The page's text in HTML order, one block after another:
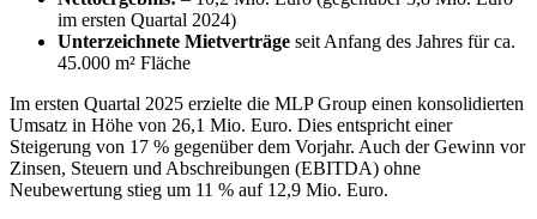
im ersten Quartal 2024)
Unterzeichnete Mietverträge seit Anfang des Jahres für ca.
45.000 m² Fläche
Im ersten Quartal 2025 erzielte die MLP Group einen konsolidierten
Umsatz in Höhe von 26,1 Mio. Euro. Dies entspricht einer
Steigerung von 17 % gegenüber dem Vorjahr. Auch der Gewinn vor
Zinsen, Steuern und Abschreibungen (EBITDA) ohne
Neubewertung stieg um 11 % auf 12,9 Mio. Euro.